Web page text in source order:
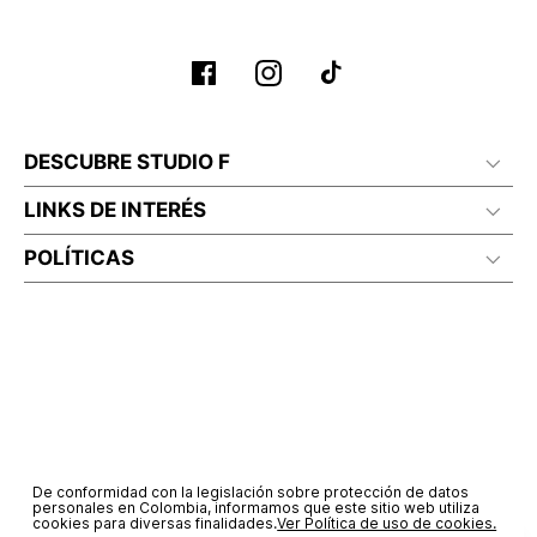
DESCUBRE STUDIO F
LINKS DE INTERÉS
POLÍTICAS
De conformidad con la legislación sobre protección de datos
personales en Colombia, informamos que este sitio web utiliza
cookies para diversas finalidades.Ver Política de uso de cookies.